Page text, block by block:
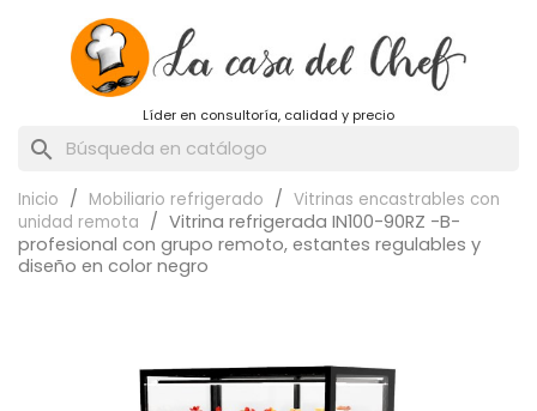
Líder en consultoría, calidad y precio
search
Inicio Mobiliario refrigerado
Vitrinas encastrables con
unidad remota
Vitrina refrigerada IN100-90RZ -B-
profesional con grupo remoto, estantes regulables y
diseño en color negro